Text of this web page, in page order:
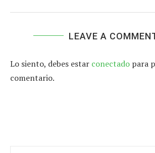
LEAVE A
Lo siento, debes estar conectado para
comentario.